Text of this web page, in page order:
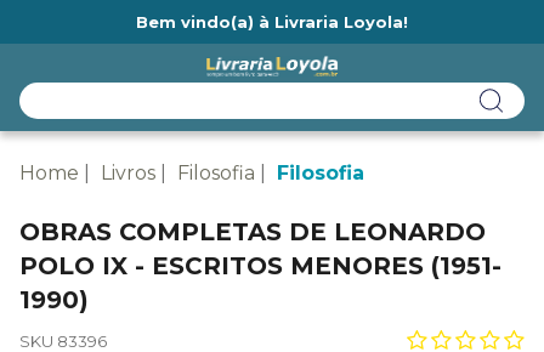
Bem vindo(a) à Livraria Loyola!
Home Livros Filosofia Filosofia
OBRAS COMPLETAS DE LEONARDO
POLO IX - ESCRITOS MENORES (1951-
1990)
SKU 83396